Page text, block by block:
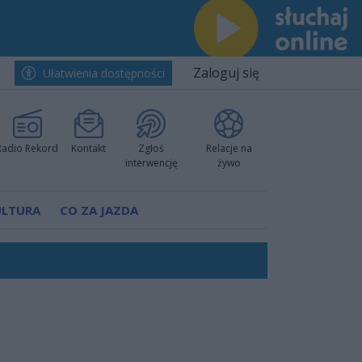
Ułatwienia dostępności Zaloguj się
Rekord Kontakt
Zgłoś
interwencję
Relacje na
żywo
CO ZA JAZDA
prokuratury
pokazali klasę
nową sportową tradycję"